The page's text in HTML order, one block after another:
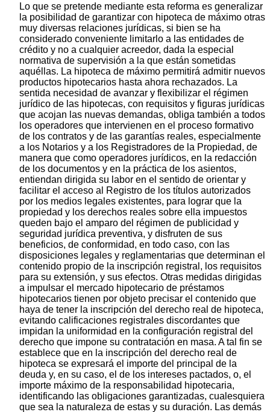
Lo que se pretende mediante esta reforma es generalizar
la posibilidad de garantizar con hipoteca de máximo otras
muy diversas relaciones jurídicas, si bien se ha
considerado conveniente limitarlo a las entidades de
crédito y no a cualquier acreedor, dada la especial
normativa de supervisión a la que están sometidas
aquéllas. La hipoteca de máximo permitirá admitir nuevos
productos hipotecarios hasta ahora rechazados. La
sentida necesidad de avanzar y flexibilizar el régimen
jurídico de las hipotecas, con requisitos y figuras jurídicas
que acojan las nuevas demandas, obliga también a todos
los operadores que intervienen en el proceso formativo
de los contratos y de las garantías reales, especialmente
a los Notarios y a los Registradores de la Propiedad, de
manera que como operadores jurídicos, en la redacción
de los documentos y en la práctica de los asientos,
entiendan dirigida su labor en el sentido de orientar y
facilitar el acceso al Registro de los títulos autorizados
por los medios legales existentes, para lograr que la
propiedad y los derechos reales sobre ella impuestos
queden bajo el amparo del régimen de publicidad y
seguridad jurídica preventiva, y disfruten de sus
beneficios, de conformidad, en todo caso, con las
disposiciones legales y reglamentarias que determinan el
contenido propio de la inscripción registral, los requisitos
para su extensión, y sus efectos. Otras medidas dirigidas
a impulsar el mercado hipotecario de préstamos
hipotecarios tienen por objeto precisar el contenido que
haya de tener la inscripción del derecho real de hipoteca,
evitando calificaciones registrales discordantes que
impidan la uniformidad en la configuración registral del
derecho que impone su contratación en masa. A tal fin se
establece que en la inscripción del derecho real de
hipoteca se expresará el importe del principal de la
deuda y, en su caso, el de los intereses pactados, o, el
importe máximo de la responsabilidad hipotecaria,
identificando las obligaciones garantizadas, cualesquiera
que sea la naturaleza de estas y su duración. Las demás